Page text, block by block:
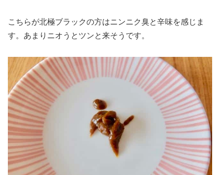
こちらが北極ブラックの方はニンニク臭と辛味を感じま
す。あまりニオうとツンと来そうです。